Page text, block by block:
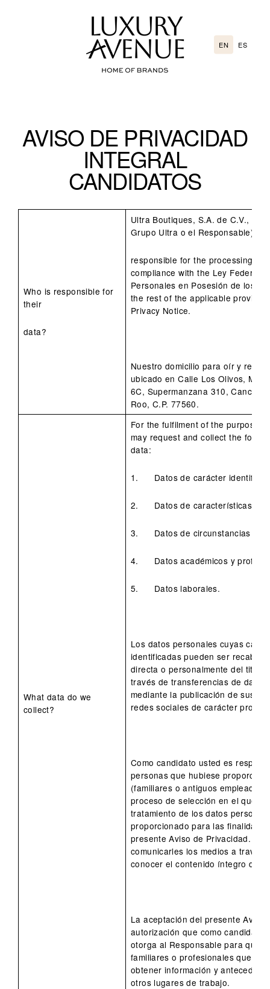
EN ES
AVISO DE PRIVACIDAD
INTEGRAL
CANDIDATOS
Who is responsible for
their
data?
Ultra Boutiques, S.A. de C.V., en
Grupo Ultra o el Responsable) es
responsible for the processing of
compliance with the Ley Federal
Personales en Posesión de los
the rest of the applicable
Privacy Notice.
Nuestro domicilio para oír y
ubicado en Calle Los Olivos,
6C, Supermanzana 310, Cancún,
Roo, C.P. 77560.
What data do we
collect?
For the fulfilment of the purposes
may request and collect the
data:
1. Datos de carácter
2. Datos de características
3. Datos de circunstancias
4. Datos académicos y
5. Datos laborales.
Los datos personales cuyas
identificadas pueden ser
directa o personalmente del
través de transferencias de datos
mediante la publicación de sus
redes sociales de carácter
Como candidato usted es
personas que hubiese
(familiares o antiguos
proceso de selección en el que
tratamiento de los datos
proporcionado para las
presente Aviso de Privacidad. En
comunicarles los medios a través
conocer el contenido íntegro de
La aceptación del presente Aviso
autorización que como candidato
otorga al Responsable para que
familiares o profesionales que
obtener información y
otros lugares de trabajo.